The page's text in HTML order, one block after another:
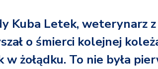
Kuba Letek, weterynarz
o śmierci kolejnej
w żołądku. To nie była